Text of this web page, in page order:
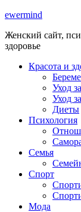
ewermind
Женский сайт,
здоровье
Красота и
Уход
Уход
Диеты
Психология
Семья
Спорт
Мода